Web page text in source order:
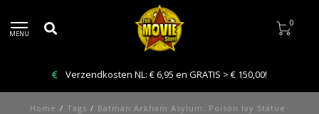
MENU
0
Verzendkosten NL: € 6,95 en GRATIS > € 150,00!
Home / Tags / Batman Arkham Asylum: Poison Ivy Statue